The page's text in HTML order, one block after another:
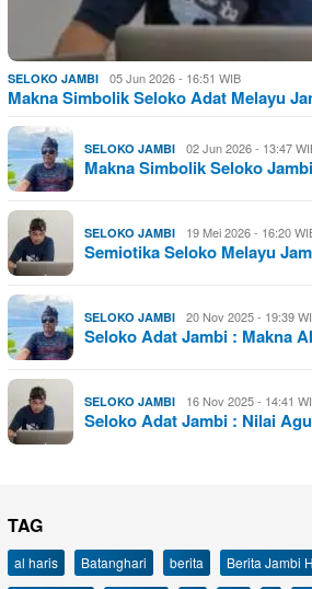
SELOKO JAMBI 05 Jun 2026 - 16:51 WIB
Makna Simbolik Seloko Adat Melayu
SELOKO JAMBI 02 Jun 2026 - 13:47
Makna Simbolik Seloko
SELOKO JAMBI 19 Mei 2026 - 16:20
Semiotika Seloko Melayu
SELOKO JAMBI 20 Nov 2025 - 19:39
Seloko Adat Jambi : Makna
SELOKO JAMBI 16 Nov 2025 - 14:41
Seloko Adat Jambi : Nilai
TAG
al haris Batanghari berita Berita Jambi